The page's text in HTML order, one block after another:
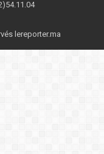
lereporter.ma